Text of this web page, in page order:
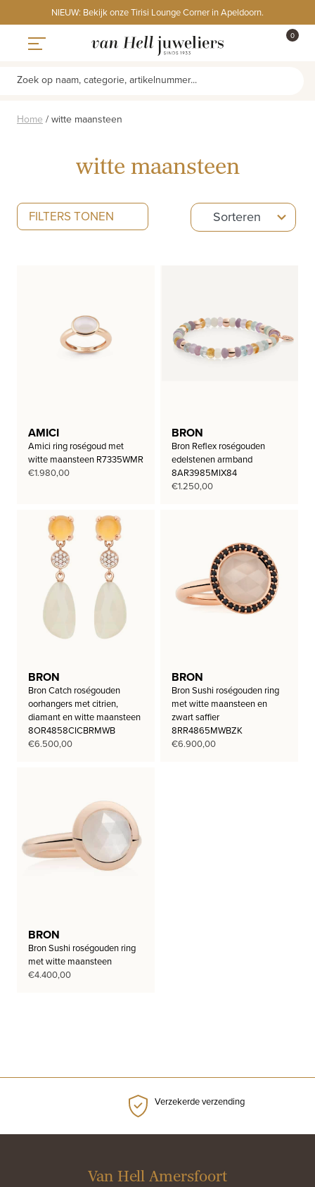
to
content
NIEUW: Bekijk onze Tirisi Lounge Corner in Apeldoorn.
0
Zoek op naam, categorie, artikelnummer...
Home / witte maansteen
witte maansteen
FILTERS TONEN Sorteren
5
results
AMICI
Amici ring roségoud met
witte maansteen R7335WMR
€1.980,00
BRON
Bron Reflex roségouden
edelstenen armband
8AR3985MIX84
€1.250,00
BRON
Bron Catch roségouden
oorhangers met citrien,
diamant en witte maansteen
8OR4858CICBRMWB
€6.500,00
BRON
Bron Sushi roségouden ring
met witte maansteen en
zwart saffier
8RR4865MWBZK
€6.900,00
BRON
Bron Sushi roségouden ring
met witte maansteen
€4.400,00
Verzekerde verzending
Van Hell Amersfoort